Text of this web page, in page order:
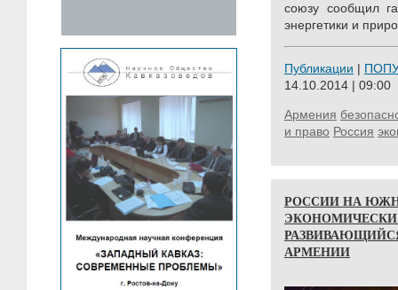
союзу сообщил
энергетики и
Публикации |
14.10.2014 | 09:00
Армения
и право Россия
РОССИИ НА
АРМЕНИИ